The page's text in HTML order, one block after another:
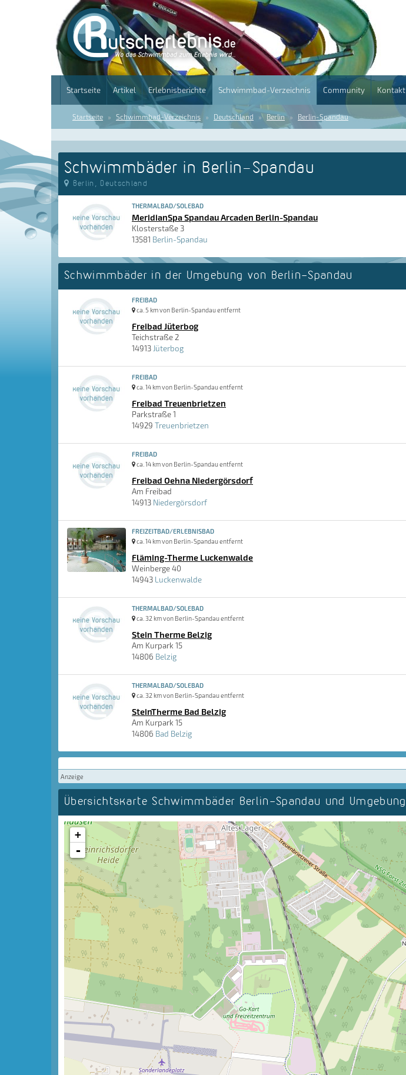
Startseite Artikel Erlebnisberichte Schwimmbad-Verzeichnis Community Kontakt
Startseite Schwimmbad-Verzeichnis Deutschland Berlin Berlin-Spandau
Schwimmbäder in Berlin-Spandau
Berlin, Deutschland
THERMALBAD/SOLEBAD
MeridianSpa Spandau Arcaden Berlin-Spandau
Klosterstaße 3
13581 Berlin-Spandau
Schwimmbäder in der Umgebung von Berlin-Spandau
FREIBAD
ca. 5 km von Berlin-Spandau entfernt
Freibad Jüterbog
Teichstraße 2
14913 Jüterbog
FREIBAD
ca. 14 km von Berlin-Spandau entfernt
Freibad Treuenbrietzen
Parkstraße 1
14929 Treuenbrietzen
FREIBAD
ca. 14 km von Berlin-Spandau entfernt
Freibad Oehna Niedergörsdorf
Am Freibad
14913 Niedergörsdorf
FREIZEITBAD/ERLEBNISBAD
ca. 14 km von Berlin-Spandau entfernt
Fläming-Therme Luckenwalde
Weinberge 40
14943 Luckenwalde
THERMALBAD/SOLEBAD
ca. 32 km von Berlin-Spandau entfernt
Stein Therme Belzig
Am Kurpark 15
14806 Belzig
THERMALBAD/SOLEBAD
ca. 32 km von Berlin-Spandau entfernt
SteinTherme Bad Belzig
Am Kurpark 15
14806 Bad Belzig
Anzeige
Übersichtskarte Schwimmbäder Berlin-Spandau und Umgebung
+
-